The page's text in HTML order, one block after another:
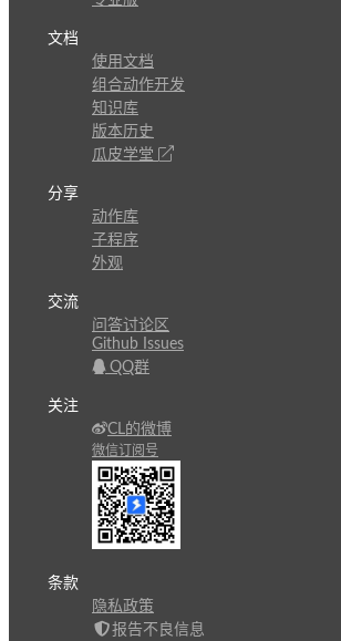
文档
使用文档
组合动作开发
知识库
版本历史
瓜皮学堂
分享
动作库
子程序
外观
交流
问答讨论区
Github Issues
QQ群
关注
CL的微博
微信订阅号
条款
隐私政策
报告不良信息